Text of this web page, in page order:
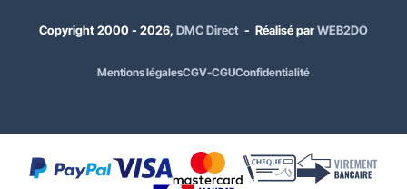
71,00 €HT
Coloris Procity : Noir RAL 9005
Copyright 2000 - 2026, DMC Direct - Réalisé parWEB2DO
Mentions légalesCGV-CGUConfidentialité